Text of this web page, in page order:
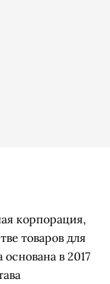
корпорация,
товаров для
в 2017